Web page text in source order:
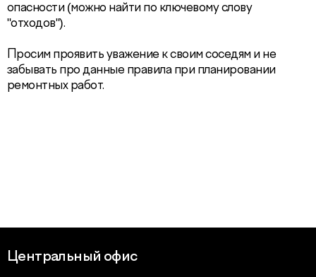
опасности (можно найти по ключевому слову
"отходов").
Просим проявить уважение к своим соседям и не
забывать про данные правила при планировании
ремонтных работ.
Центральный офис